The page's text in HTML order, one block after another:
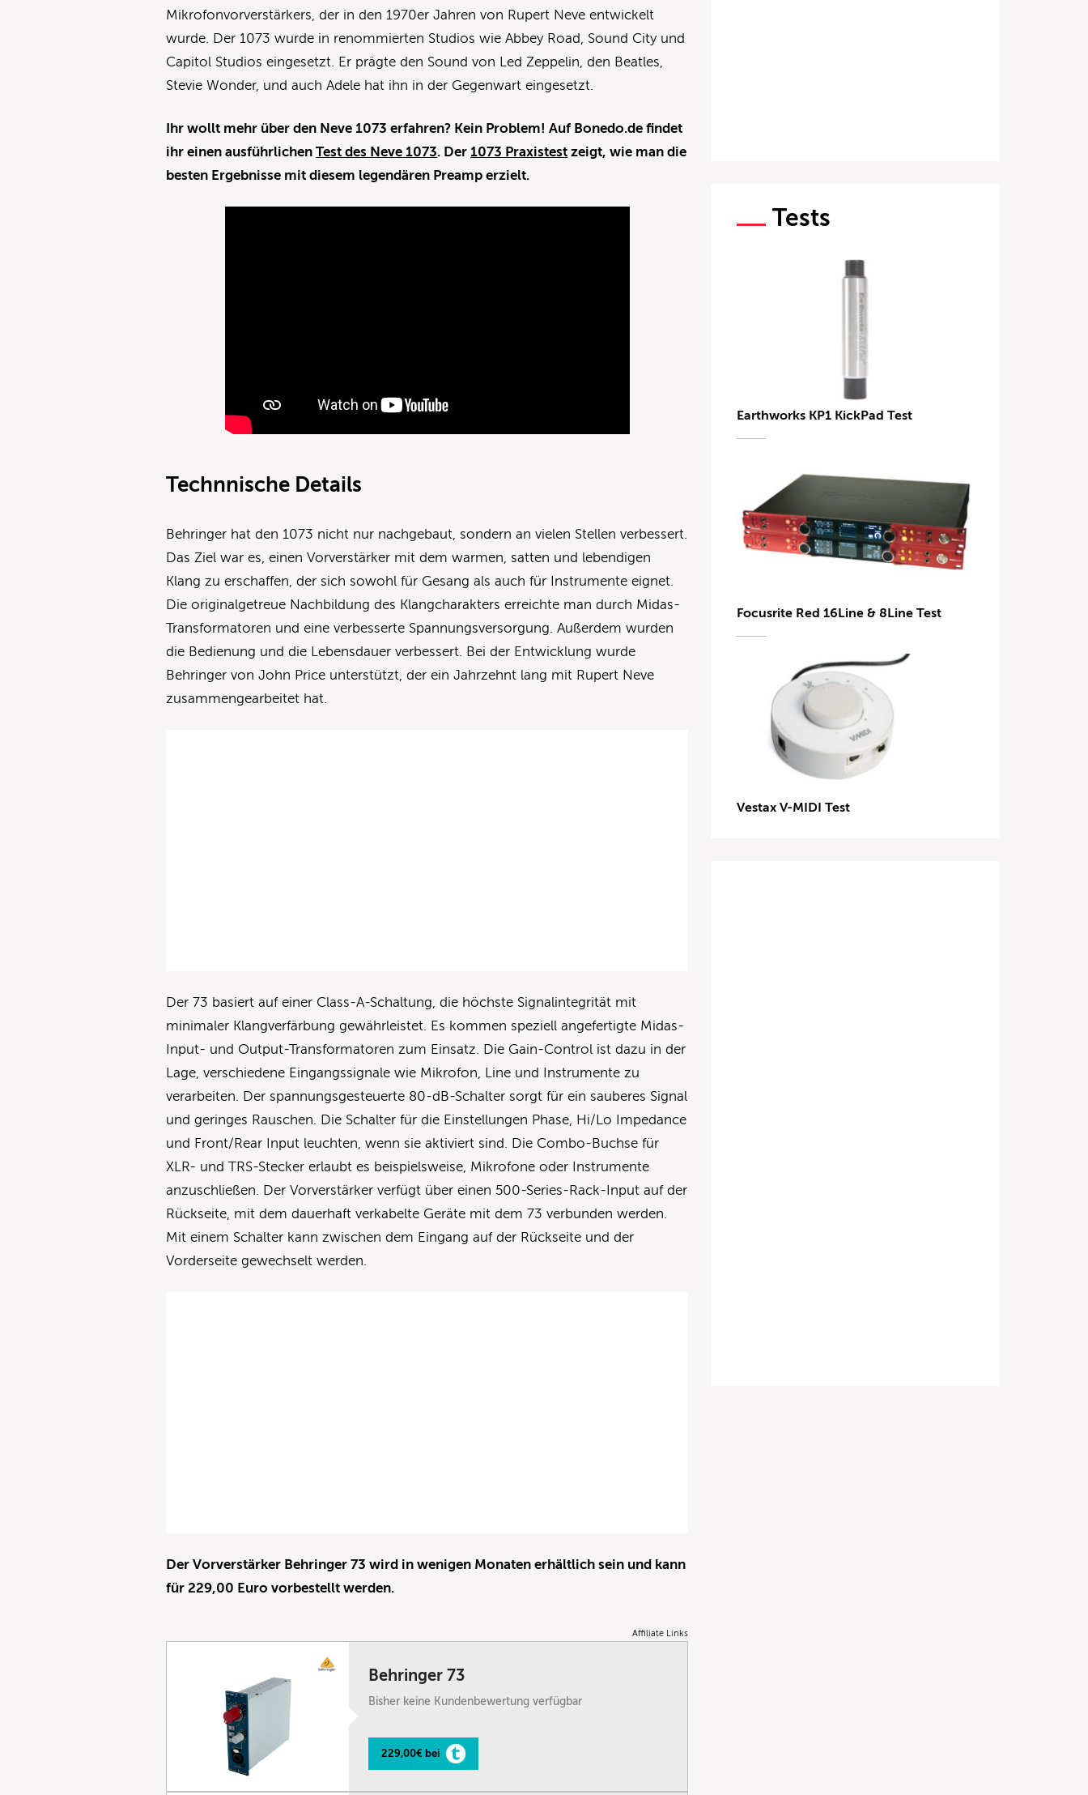
Mikrofonvorverstärkers, der in den 1970er Jahren von Rupert Neve entwickelt
wurde. Der 1073 wurde in renommierten Studios wie Abbey Road, Sound City und
Capitol Studios eingesetzt. Er prägte den Sound von Led Zeppelin, den Beatles,
Stevie Wonder, und auch Adele hat ihn in der Gegenwart eingesetzt.
Ihr wollt mehr über den Neve 1073 erfahren? Kein Problem! Auf Bonedo.de findet
ihr einen ausführlichenTest des Neve 1073. Der 1073 Praxistest zeigt, wie man die
besten Ergebnisse mit diesem legendären Preamp erzielt.
Technnische Details
Behringer hat den 1073 nicht nur nachgebaut, sondern an vielen Stellen verbessert.
Das Ziel war es, einen Vorverstärker mit dem warmen, satten und lebendigen
Klang zu erschaffen, der sich sowohl für Gesang als auch für Instrumente eignet.
Die originalgetreue Nachbildung des Klangcharakters erreichte man durch Midas-
Transformatoren und eine verbesserte Spannungsversorgung. Außerdem wurden
die Bedienung und die Lebensdauer verbessert. Bei der Entwicklung wurde
Behringer von John Price unterstützt, der ein Jahrzehnt lang mit Rupert Neve
zusammengearbeitet hat.
Der 73 basiert auf einer Class-A-Schaltung, die höchste Signalintegrität mit
minimaler Klangverfärbung gewährleistet. Es kommen speziell angefertigte Midas-
Input- und Output-Transformatoren zum Einsatz. Die Gain-Control ist dazu in der
Lage, verschiedene Eingangssignale wie Mikrofon, Line und Instrumente zu
verarbeiten. Der spannungsgesteuerte 80-dB-Schalter sorgt für ein sauberes Signal
und geringes Rauschen. Die Schalter für die Einstellungen Phase, Hi/Lo Impedance
und Front/Rear Input leuchten, wenn sie aktiviert sind. Die Combo-Buchse für
XLR- und TRS-Stecker erlaubt es beispielsweise, Mikrofone oder Instrumente
anzuschließen. Der Vorverstärker verfügt über einen 500-Series-Rack-Input auf der
Rückseite, mit dem dauerhaft verkabelte Geräte mit dem 73 verbunden werden.
Mit einem Schalter kann zwischen dem Eingang auf der Rückseite und der
Vorderseite gewechselt werden.
Der Vorverstärker Behringer 73 wird in wenigen Monaten erhältlich sein und kann
für 229,00 Euro vorbestellt werden.
Affiliate Links
Behringer 73
Bisher keine Kundenbewertung verfügbar
229,00€ bei
Tests
Earthworks KP1 KickPad Test
Focusrite Red 16Line & 8Line Test
Vestax V-MIDI Test